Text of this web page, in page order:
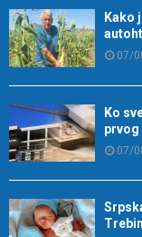
Kako
07/
Ko
prvog
07/